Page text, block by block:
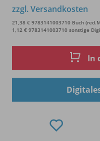
zzgl. Versandkosten
21,38 € 9783141003710 Buch
1,12 € 9783141003710 sonstige
In